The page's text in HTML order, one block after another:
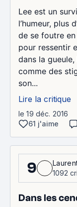
Lee est un
l’humeur, plus
de se foutre en
pour ressentir
dans la
comme des
son...
Lire la critique
le 19 déc. 2016
61 j'aime
9
1092
Dans les